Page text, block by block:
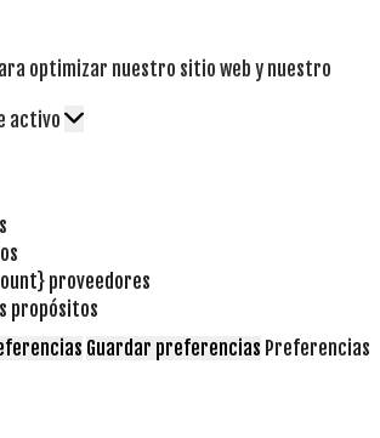
optimizar nuestro sitio web y nuestro
activo
proveedores
propósitos
Guardar preferencias Preferencias